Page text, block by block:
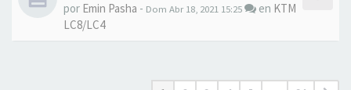
por Emin Pasha - Dom Abr 18, 2021 15:25 en KTM
LC8/LC4